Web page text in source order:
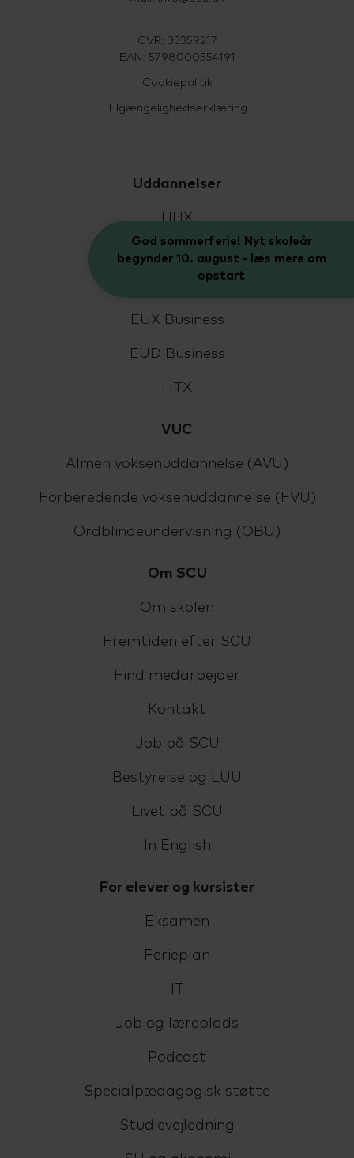
CVR: 33359217
EAN: 5798000554191
Cookiepolitik
Tilgængelighedserklæring
Uddannelser
HHX
HF2
HF-enkeltfag
EUX Business
EUD Business
HTX
VUC
Almen voksenuddannelse (AVU)
Forberedende voksenuddannelse (FVU)
Ordblindeundervisning (OBU)
Om SCU
Om skolen
Fremtiden efter SCU
Find medarbejder
Kontakt
Job på SCU
Bestyrelse og LUU
Livet på SCU
In English
For elever og kursister
Eksamen
Ferieplan
Job og læreplads
Podcast
Specialpædagogisk støtte
Studievejledning
God sommerferie! Nyt skoleår
begynder 10. august - læs mere om
opstart